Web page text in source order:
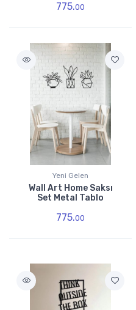
775.00
Yeni Gelen
Wall Art Home Saksı
Set Metal Tablo
775.00